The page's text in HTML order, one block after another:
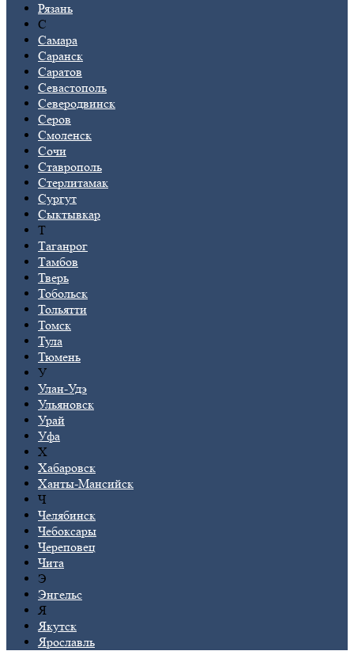
Рязань
С
Самара
Саранск
Саратов
Севастополь
Северодвинск
Серов
Смоленск
Сочи
Ставрополь
Стерлитамак
Сургут
Сыктывкар
Т
Таганрог
Тамбов
Тверь
Тобольск
Тольятти
Томск
Тула
Тюмень
У
Улан-Удэ
Ульяновск
Урай
Уфа
Х
Хабаровск
Ханты-Мансийск
Ч
Челябинск
Чебоксары
Череповец
Чита
Э
Энгельс
Я
Якутск
Ярославль